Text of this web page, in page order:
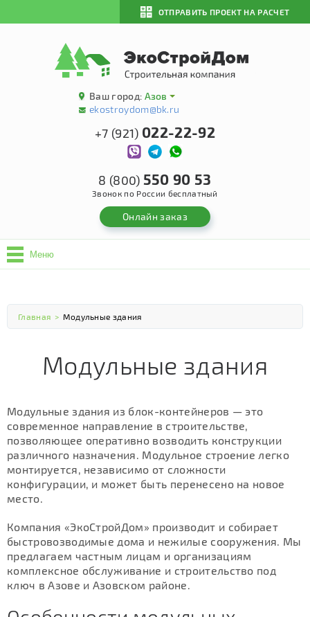
ОТПРАВИТЬ ПРОЕКТ НА РАСЧЕТ
Ваш город: Азов
ekostroydom@bk.ru
+7 (921) 022-22-92
8 (800) 550 90 53
Звонок по России бесплатный
Онлайн заказ
Меню
Главная > Модульные здания
Модульные здания
Модульные здания из блок-контейнеров — это
современное направление в строительстве,
позволяющее оперативно возводить конструкции
различного назначения. Модульное строение легко
монтируется, независимо от сложности
конфигурации, и может быть перенесено на новое
место.
Компания «ЭкоСтройДом» производит и собирает
быстровозводимые дома и нежилые сооружения. Мы
предлагаем частным лицам и организациям
комплексное обслуживание и строительство под
ключ в Азове и Азовском районе.